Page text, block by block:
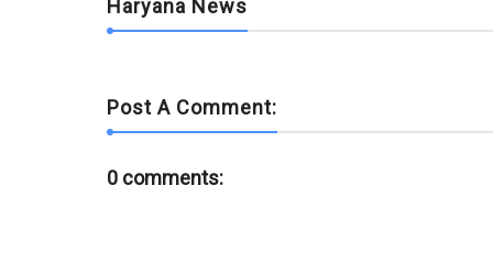
Haryana News
Post A Comment:
0 comments: